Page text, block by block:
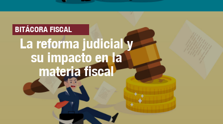
BITÁCORA FISCAL
La reforma judicial y
su impacto en la
materia fiscal